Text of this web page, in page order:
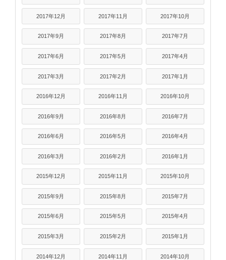
2017年12月 2017年11月 2017年10月
2017年9月 2017年8月 2017年7月
2017年6月 2017年5月 2017年4月
2017年3月 2017年2月 2017年1月
2016年12月 2016年11月 2016年10月
2016年9月 2016年8月 2016年7月
2016年6月 2016年5月 2016年4月
2016年3月 2016年2月 2016年1月
2015年12月 2015年11月 2015年10月
2015年9月 2015年8月 2015年7月
2015年6月 2015年5月 2015年4月
2015年3月 2015年2月 2015年1月
2014年12月 2014年11月 2014年10月